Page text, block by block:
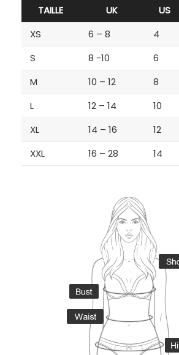
TAILLE UK US
XS
6 – 8 4
S
8 -10 6
M
10 – 12 8
L
12 – 14 10
XL
14 – 16 12
XXL
16 – 28 14